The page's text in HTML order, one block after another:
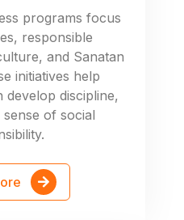
programs focus
responsible
and Sanatan
initiatives help
discipline,
of social